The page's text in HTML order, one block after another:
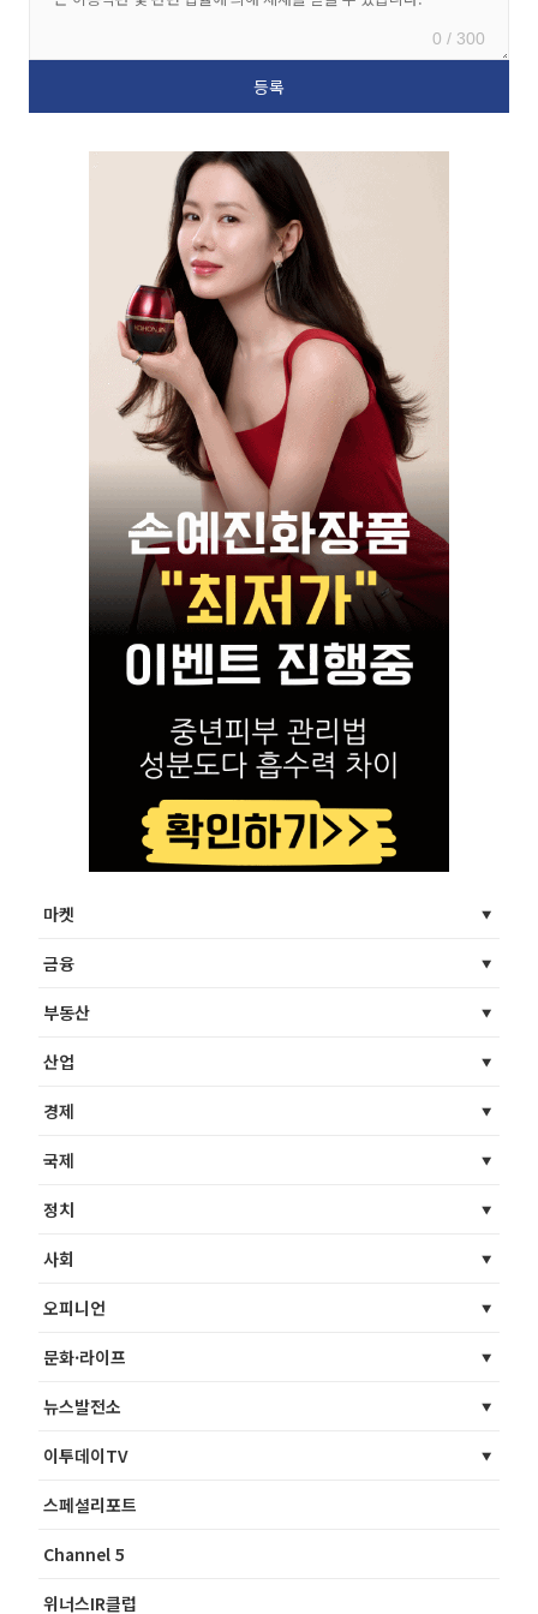
0 / 300
마켓
금융
부동산
산업
경제
국제
정치
사회
오피니언
문화·라이프
뉴스발전소
이투데이TV
스페셜리포트
Channel 5
위너스IR클럽